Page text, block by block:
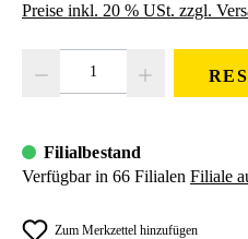
Preise inkl. 20 % USt. zzgl.
Filialbestand
Verfügbar in 66 Filialen Filiale
Zum Merkzettel hinzufügen